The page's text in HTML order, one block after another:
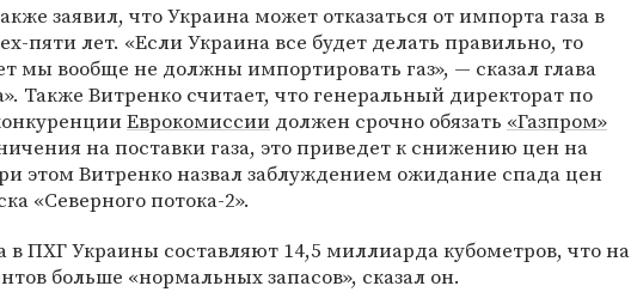
заявил, что Украина может отказаться от импорта газа в
пяти лет. «Если Украина все будет делать правильно, то
мы вообще не должны импортировать газ», — сказал глава
Также Витренко считает, что генеральный директорат по
Еврокомиссии должен срочно обязать «Газпром»
на поставки газа, это приведет к снижению цен на
этом Витренко назвал заблуждением ожидание спада цен
«Северного потока-2».
в ПХГ Украины составляют 14,5 миллиарда кубометров, что на
больше «нормальных запасов», сказал он.